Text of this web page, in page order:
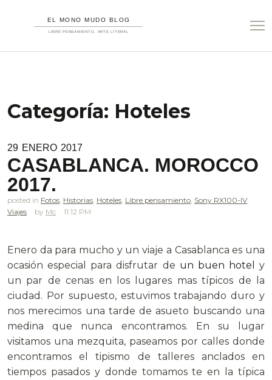
Categoría: Hoteles
29 ENERO 2017
CASABLANCA. MOROCCO
2017.
posted in Fotos Historias Hoteles Libre pensamiento Sony RX100-IV,
Viajes
Mc 11.12 PM
Enero da para mucho y un viaje a Casablanca es una
ocasión especial para disfrutar de un buen hotel
y
un par de cenas en los lugares mas típicos de la
ciudad. Por supuesto, estuvimos trabajando duro y
nos merecimos una tarde de asueto buscando una
medina que nunca encontramos. En su lugar
visitamos una mezquita, paseamos por calles donde
encontramos el tipismo de talleres anclados en
tiempos pasados y donde tomamos te en la típica